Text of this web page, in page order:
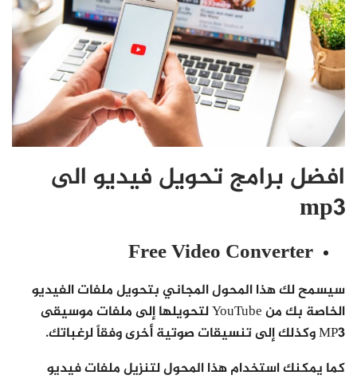
افضل برامج تحويل فيديو الى
mp3
Free Video Converter
سيسمح لك هذا المحول المجاني بتحويل ملفات الفيديو
الخاصة بك من YouTube لتحويلها إلى ملفات موسيقى
MP3 وكذلك إلى تنسيقات صوتية أخرى وفقاً لرغباتك.
كما يمكنك استخدام هذا المحول لتنزيل ملفات فيديو